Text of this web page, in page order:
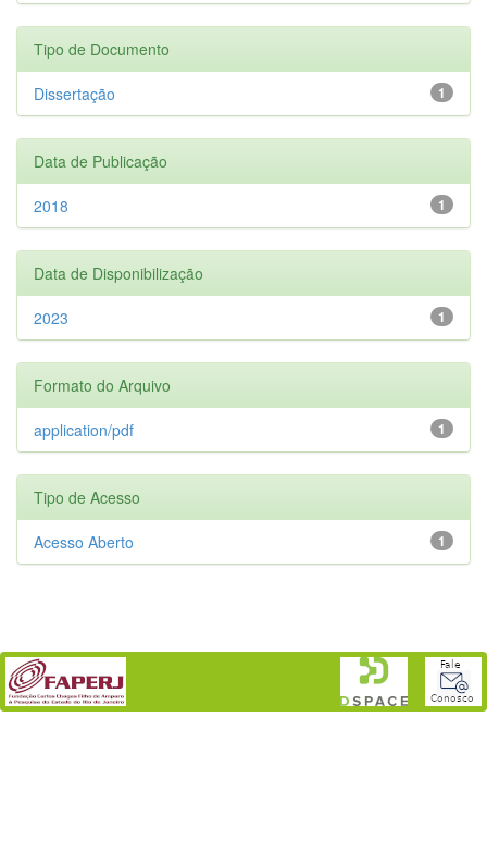
Tipo de Documento
1
Dissertação
Data de Publicação
1
2018
Data de Disponibilização
1
2023
Formato do Arquivo
1
application/pdf
Tipo de Acesso
1
Acesso Aberto